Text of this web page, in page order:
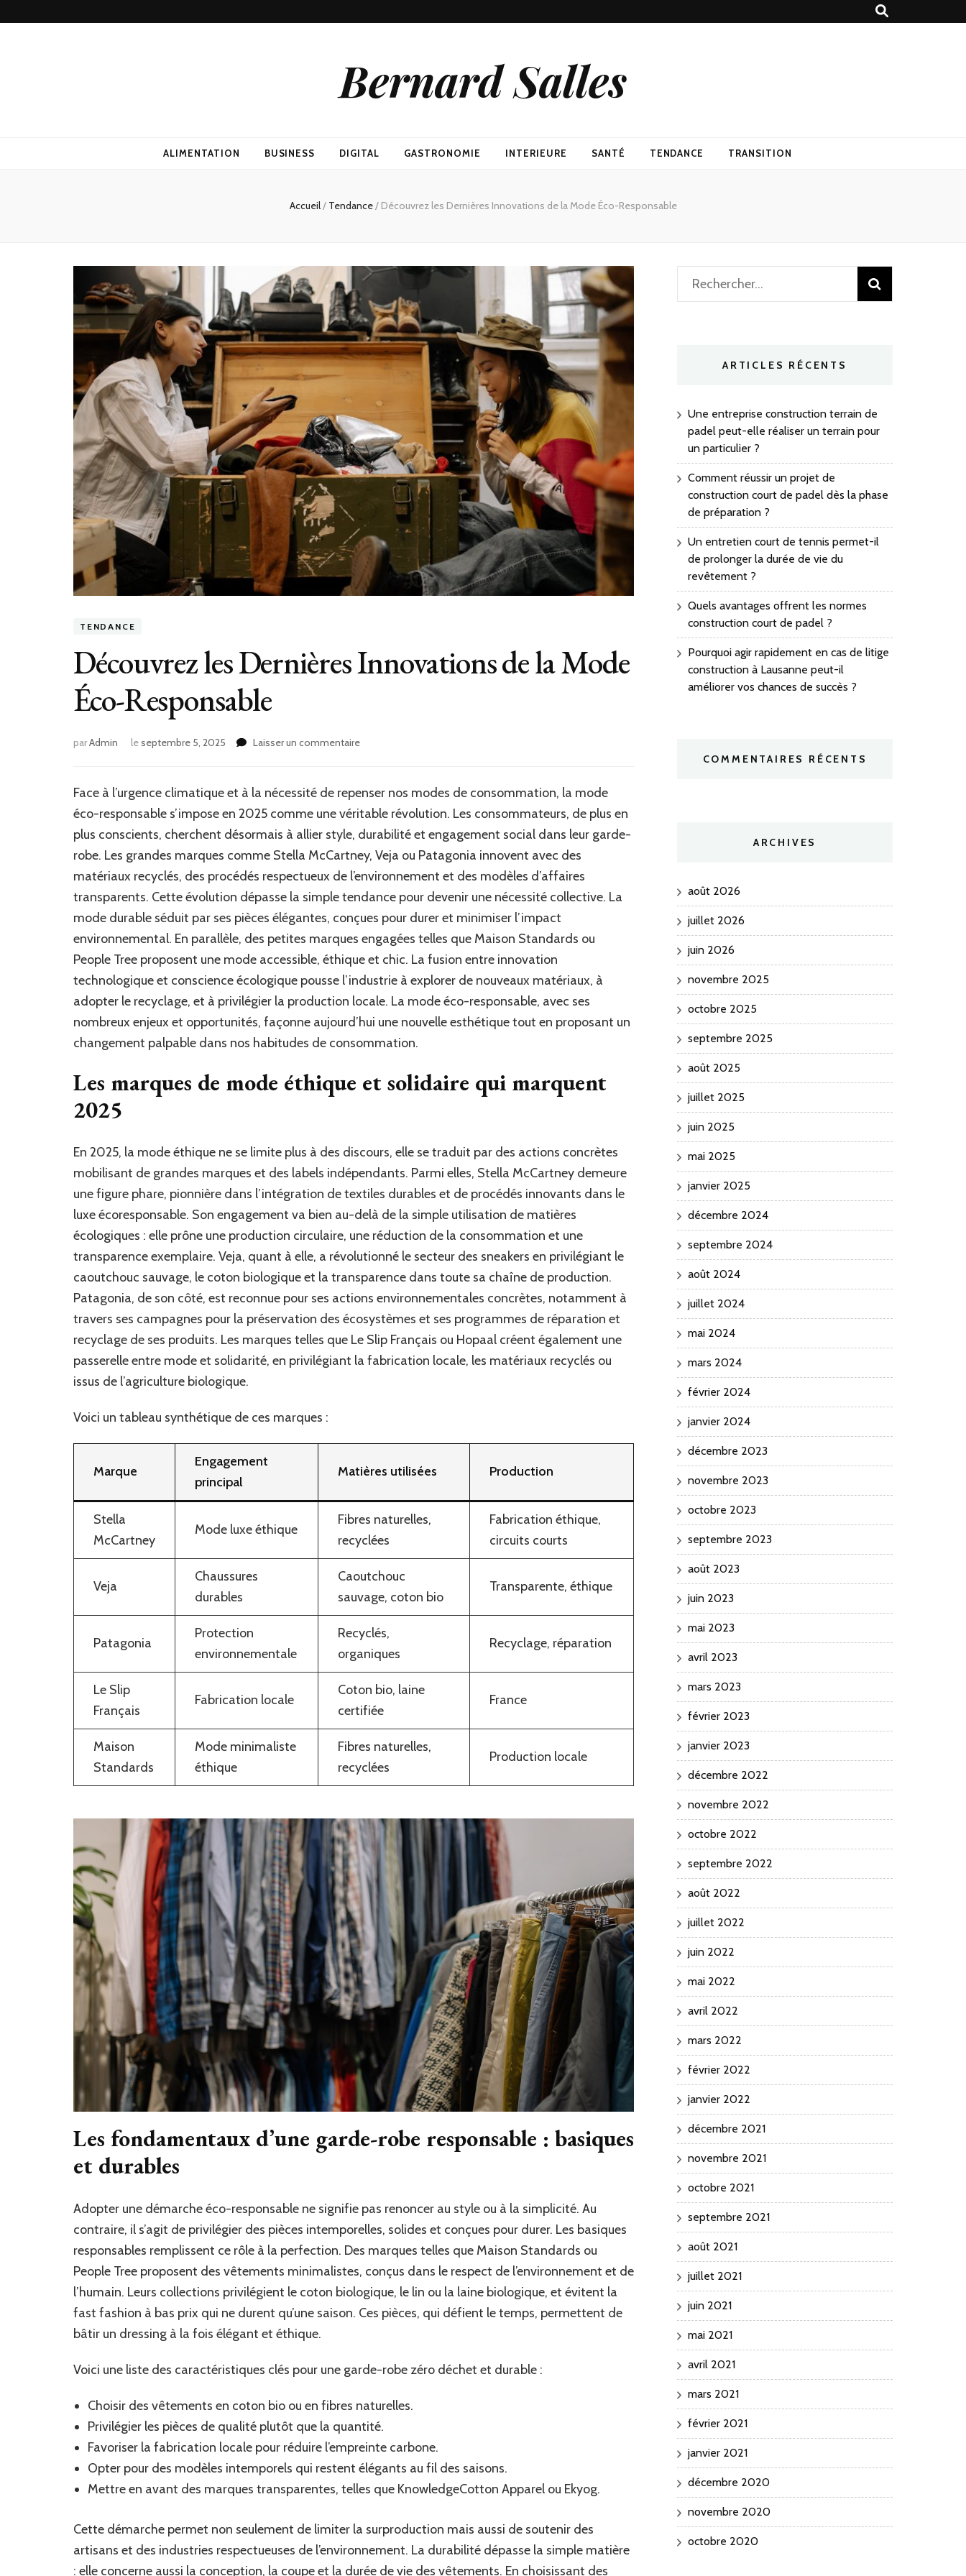
Bernard Salles
ALIMENTATION BUSINESS DIGITAL GASTRONOMIE INTERIEURE SANTÉ TENDANCE TRANSITION
Accueil/ Tendance/ Découvrez les Dernières Innovations de la Mode Éco-Responsable
TENDANCE
Découvrez les Dernières Innovations de la Mode
Éco-Responsable
parAdmin leseptembre 5, 2025 Laisser un commentairesur
de
la
Mode
Éco-
Responsable
Face à l’urgence climatique et à la nécessité de repenser nos modes de consommation, la mode
éco-responsable s’impose en 2025 comme une véritable révolution. Les consommateurs, de plus en
plus conscients, cherchent désormais à allier style, durabilité et engagement social dans leur garde-
robe. Les grandes marques comme Stella McCartney, Veja ou Patagonia innovent avec des
matériaux recyclés, des procédés respectueux de l’environnement et des modèles d’affaires
transparents. Cette évolution dépasse la simple tendance pour devenir une nécessité collective. La
mode durable séduit par ses pièces élégantes, conçues pour durer et minimiser l’impact
environnemental. En parallèle, des petites marques engagées telles que Maison Standards ou
People Tree proposent une mode accessible, éthique et chic. La fusion entre innovation
technologique et conscience écologique pousse l’industrie à explorer de nouveaux matériaux, à
adopter le recyclage, et à privilégier la production locale. La mode éco-responsable, avec ses
nombreux enjeux et opportunités, façonne aujourd’hui une nouvelle esthétique tout en proposant un
changement palpable dans nos habitudes de consommation.
Les marques de mode éthique et solidaire qui marquent
2025
En 2025, la mode éthique ne se limite plus à des discours, elle se traduit par des actions concrètes
mobilisant de grandes marques et des labels indépendants. Parmi elles, Stella McCartney demeure
une figure phare, pionnière dans l’intégration de textiles durables et de procédés innovants dans le
luxe écoresponsable. Son engagement va bien au-delà de la simple utilisation de matières
écologiques : elle prône une production circulaire, une réduction de la consommation et une
transparence exemplaire. Veja, quant à elle, a révolutionné le secteur des sneakers en privilégiant le
caoutchouc sauvage, le coton biologique et la transparence dans toute sa chaîne de production.
Patagonia, de son côté, est reconnue pour ses actions environnementales concrètes, notamment à
travers ses campagnes pour la préservation des écosystèmes et ses programmes de réparation et
recyclage de ses produits. Les marques telles que Le Slip Français ou Hopaal créent également une
passerelle entre mode et solidarité, en privilégiant la fabrication locale, les matériaux recyclés ou
issus de l’agriculture biologique.
Voici un tableau synthétique de ces marques :
Marque
Engagement
principal
Matières utilisées Production
Stella
McCartney
Mode luxe éthique
Fibres naturelles,
recyclées
Fabrication éthique,
circuits courts
Veja
Chaussures
durables
Caoutchouc
sauvage, coton bio
Transparente, éthique
Patagonia
Protection
environnementale
Recyclés,
organiques
Recyclage, réparation
Le Slip
Français
Fabrication locale
Coton bio, laine
certifiée
France
Maison
Standards
Mode minimaliste
éthique
Fibres naturelles,
recyclées
Production locale
Les fondamentaux d’une garde-robe responsable : basiques
et durables
Adopter une démarche éco-responsable ne signifie pas renoncer au style ou à la simplicité. Au
contraire, il s’agit de privilégier des pièces intemporelles, solides et conçues pour durer. Les basiques
responsables remplissent ce rôle à la perfection. Des marques telles que Maison Standards ou
People Tree proposent des vêtements minimalistes, conçus dans le respect de l’environnement et de
l’humain. Leurs collections privilégient le coton biologique, le lin ou la laine biologique, et évitent la
fast fashion à bas prix qui ne durent qu’une saison. Ces pièces, qui défient le temps, permettent de
bâtir un dressing à la fois élégant et éthique.
Voici une liste des caractéristiques clés pour une garde-robe zéro déchet et durable :
Choisir des vêtements en coton bio ou en fibres naturelles.
Privilégier les pièces de qualité plutôt que la quantité.
Favoriser la fabrication locale pour réduire l’empreinte carbone.
Opter pour des modèles intemporels qui restent élégants au fil des saisons.
Mettre en avant des marques transparentes, telles que KnowledgeCotton Apparel ou Ekyog.
Cette démarche permet non seulement de limiter la surproduction mais aussi de soutenir des
artisans et des industries respectueuses de l’environnement. La durabilité dépasse la simple matière
: elle concerne aussi la conception, la coupe et la durée de vie des vêtements. En choisissant des
Rechercher :
ARTICLES RÉCENTS
Une entreprise construction terrain de
padel peut-elle réaliser un terrain pour
un particulier ?
Comment réussir un projet de
construction court de padel dès la phase
de préparation ?
Un entretien court de tennis permet-il
de prolonger la durée de vie du
revêtement ?
Quels avantages offrent les normes
construction court de padel ?
Pourquoi agir rapidement en cas de litige
construction à Lausanne peut-il
améliorer vos chances de succès ?
COMMENTAIRES RÉCENTS
ARCHIVES
août 2026
juillet 2026
juin 2026
novembre 2025
octobre 2025
septembre 2025
août 2025
juillet 2025
juin 2025
mai 2025
janvier 2025
décembre 2024
septembre 2024
août 2024
juillet 2024
mai 2024
mars 2024
février 2024
janvier 2024
décembre 2023
novembre 2023
octobre 2023
septembre 2023
août 2023
juin 2023
mai 2023
avril 2023
mars 2023
février 2023
janvier 2023
décembre 2022
novembre 2022
octobre 2022
septembre 2022
août 2022
juillet 2022
juin 2022
mai 2022
avril 2022
mars 2022
février 2022
janvier 2022
décembre 2021
novembre 2021
octobre 2021
septembre 2021
août 2021
juillet 2021
juin 2021
mai 2021
avril 2021
mars 2021
février 2021
janvier 2021
décembre 2020
novembre 2020
octobre 2020